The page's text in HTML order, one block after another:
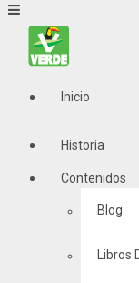
Inicio
Historia
Contenidos
Blog
Libros